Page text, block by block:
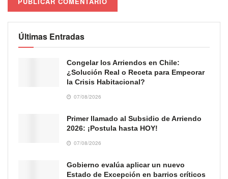
Últimas Entradas
Congelar los Arriendos en Chile:
¿Solución Real o Receta para Empeorar
la Crisis Habitacional?
07/08/2026
Primer llamado al Subsidio de Arriendo
2026: ¡Postula hasta HOY!
07/08/2026
Gobierno evalúa aplicar un nuevo
Estado de Excepción en barrios críticos